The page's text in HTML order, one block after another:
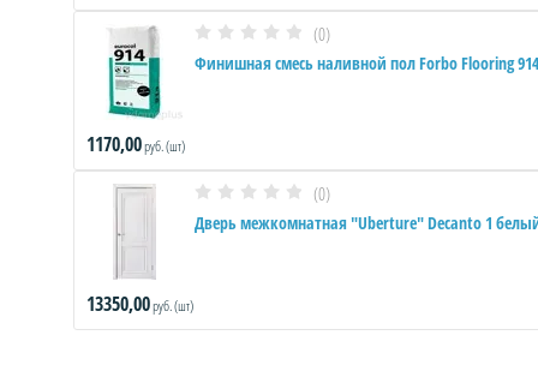
(0)
Финишная смесь наливной пол Forbo Flooring
1170,00руб. (шт)
(0)
Дверь межкомнатная "Uberture" Decanto 1
13350,00руб. (шт)